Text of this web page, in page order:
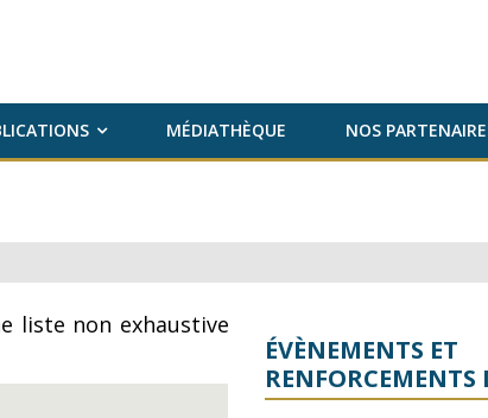
MÉDIATHÈQUE NOS
liste non exhaustive
ÉVÈNEMENTS ET
RENFORCEMENTS